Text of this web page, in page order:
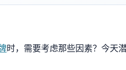
时，需要考虑那些因素？今天